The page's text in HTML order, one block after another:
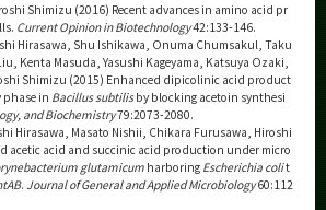
Shimizu (2016) Recent advances in amino acid pr
Current Opinion in Biotechnology42:133-146.
Hirasawa, Shu Ishikawa, Onuma Chumsakul, Taku
Kenta Masuda, Yasushi Kageyama, Katsuya Ozaki,
Shimizu (2015) Enhanced dipicolinic acid product
in Bacillus subtilisby blocking acetoin synthesi
and Biochemistry79:2073-2080.
Hirasawa, Masato Nishii, Chikara Furusawa, Hiroshi
acetic acid and succinic acid production under micro
glutamicum harboring Escherichia colit
. Journal of General and Applied Microbiology60:112